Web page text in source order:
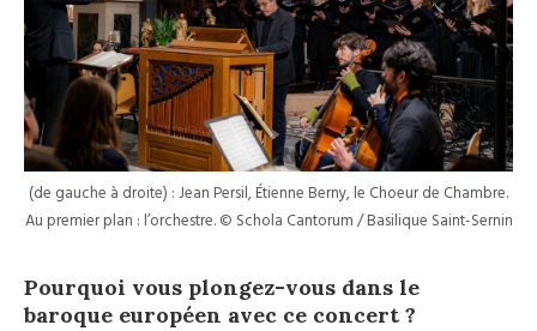
(de gauche à droite) : Jean Persil, Étienne Berny, le Choeur de Chambre.
Au premier plan : l’orchestre. © Schola Cantorum / Basilique Saint-Sernin
Pourquoi vous plongez-vous dans le
baroque européen avec ce concert ?